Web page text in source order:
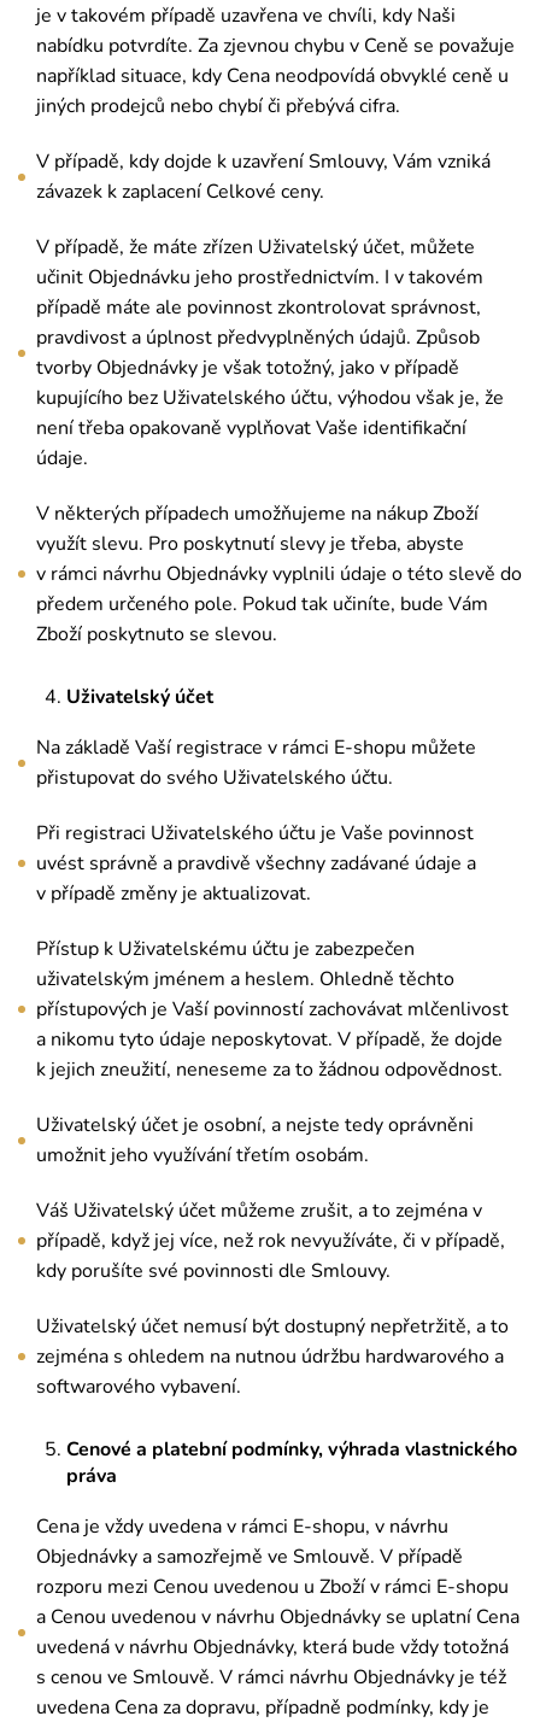
je v takovém případě uzavřena ve chvíli, kdy Naši
nabídku potvrdíte. Za zjevnou chybu v Ceně se považuje
například situace, kdy Cena neodpovídá obvyklé ceně u
jiných prodejců nebo chybí či přebývá cifra.
V případě, kdy dojde k uzavření Smlouvy, Vám vzniká
závazek k zaplacení Celkové ceny.
V případě, že máte zřízen Uživatelský účet, můžete
učinit Objednávku jeho prostřednictvím. I v takovém
případě máte ale povinnost zkontrolovat správnost,
pravdivost a úplnost předvyplněných údajů. Způsob
tvorby Objednávky je však totožný, jako v případě
kupujícího bez Uživatelského účtu, výhodou však je, že
není třeba opakovaně vyplňovat Vaše identifikační
údaje.
V některých případech umožňujeme na nákup Zboží
využít slevu. Pro poskytnutí slevy je třeba, abyste
v rámci návrhu Objednávky vyplnili údaje o této slevě do
předem určeného pole. Pokud tak učiníte, bude Vám
Zboží poskytnuto se slevou.
Uživatelský účet
Na základě Vaší registrace v rámci E-shopu můžete
přistupovat do svého Uživatelského účtu.
Při registraci Uživatelského účtu je Vaše povinnost
uvést správně a pravdivě všechny zadávané údaje a
v případě změny je aktualizovat.
Přístup k Uživatelskému účtu je zabezpečen
uživatelským jménem a heslem. Ohledně těchto
přístupových je Vaší povinností zachovávat mlčenlivost
a nikomu tyto údaje neposkytovat. V případě, že dojde
k jejich zneužití, neneseme za to žádnou odpovědnost.
Uživatelský účet je osobní, a nejste tedy oprávněni
umožnit jeho využívání třetím osobám.
Váš Uživatelský účet můžeme zrušit, a to zejména v
případě, když jej více, než rok nevyužíváte, či v případě,
kdy porušíte své povinnosti dle Smlouvy.
Uživatelský účet nemusí být dostupný nepřetržitě, a to
zejména s ohledem na nutnou údržbu hardwarového a
softwarového vybavení.
Cenové a platební podmínky, výhrada vlastnického
práva
Cena je vždy uvedena v rámci E-shopu, v návrhu
Objednávky a samozřejmě ve Smlouvě. V případě
rozporu mezi Cenou uvedenou u Zboží v rámci E-shopu
a Cenou uvedenou v návrhu Objednávky se uplatní Cena
uvedená v návrhu Objednávky, která bude vždy totožná
s cenou ve Smlouvě. V rámci návrhu Objednávky je též
uvedena Cena za dopravu, případně podmínky, kdy je